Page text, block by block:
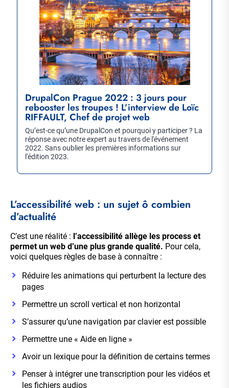
DrupalCon Prague 2022 : 3 jours pour
rebooster les troupes ! L’interview de Loïc
RIFFAULT, Chef de projet web
Qu’est-ce qu’une DrupalCon et pourquoi y participer ? La
réponse avec notre expert au travers de l'événement
2022. Sans oublier les premières informations sur
l'édition 2023.
L’accessibilité web : un sujet ô combien
d’actualité
C’est une réalité : l’accessibilité allège les process et
permet un web d’une plus grande qualité. Pour cela,
voici quelques règles de base à connaître :
Réduire les animations qui perturbent la lecture des
pages
Permettre un scroll vertical et non horizontal
S’assurer qu’une navigation par clavier est possible
Permettre une « Aide en ligne »
Avoir un lexique pour la définition de certains termes
Penser à intégrer une transcription pour les vidéos et
les fichiers audios